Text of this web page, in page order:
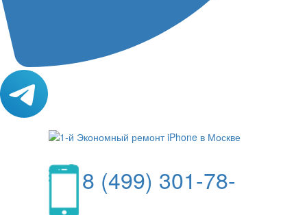
8 (499) 301-78-